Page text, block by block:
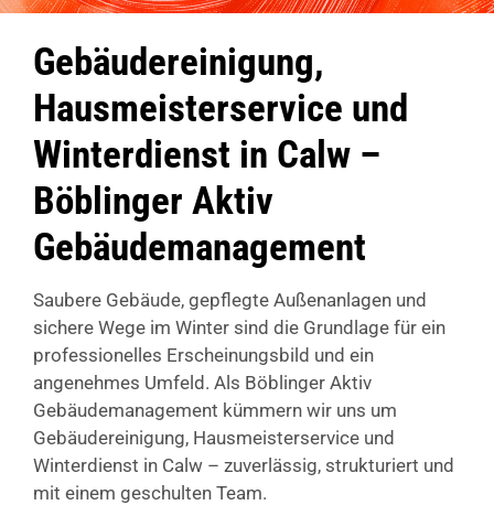
Gebäudereinigung,
Hausmeisterservice und
Winterdienst in Calw –
Böblinger Aktiv
Gebäudemanagement
Saubere Gebäude, gepflegte Außenanlagen und
sichere Wege im Winter sind die Grundlage für ein
professionelles Erscheinungsbild und ein
angenehmes Umfeld. Als Böblinger Aktiv
Gebäudemanagement kümmern wir uns um
Gebäudereinigung, Hausmeisterservice und
Winterdienst in Calw – zuverlässig, strukturiert und
mit einem geschulten Team.